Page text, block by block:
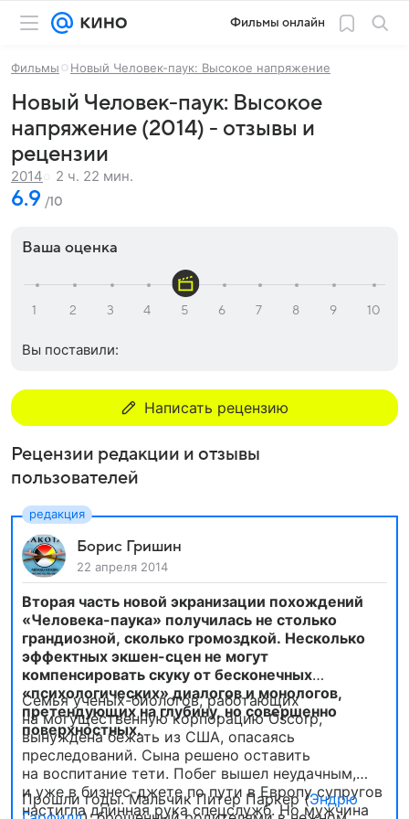
Фильмы онлайн
Фильмы Новый Человек-паук: Высокое напряжение
Новый Человек-паук: Высокое
напряжение (2014) - отзывы и
рецензии
2014 2 ч. 22 мин.
6.9 /10
Ваша оценка
Вы поставили:
Написать рецензию
Рецензии редакции и отзывы
пользователей
Борис Гришин
22 апреля 2014
Вторая часть новой экранизации похождений
«Человека-паука» получилась не столько
грандиозной, сколько громоздкой. Несколько
эффектных экшен-сцен не могут
компенсировать скуку от бесконечных
«психологических» диалогов и монологов,
претендующих на глубину, но совершенно
поверхностных.
Семья ученых-биологов, работающих
на могущественную корпорацию Oscorp,
вынуждена бежать из США, опасаясь
преследований. Сына решено оставить
на воспитание тети. Побег вышел неудачным,
и уже в бизнес-джете по пути в Европу супругов
настигла длинная рука спецслужб. Но мужчина
Прошли годы. Мальчик Питер Паркер (Эндрю